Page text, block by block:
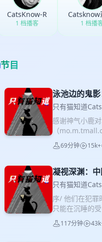
CatsKnow-R
1 档播客 1 档播
节目
泳池边的鬼
只有猫知道
感谢神气小鹿
（
如往常一样，
曼夫妇，已经
气小鹿专属福
块、夹头发、
响， 第二天起
呢，就感觉——
个激灵然后就
单底下偷偷开
来覆去找凉快
69分钟 15k+
凝视深渊：
只有猫知道
序/ 他们在犯罪
只能在沉睡的
孤岛连成大陆
就在身边” 轴/
117分钟